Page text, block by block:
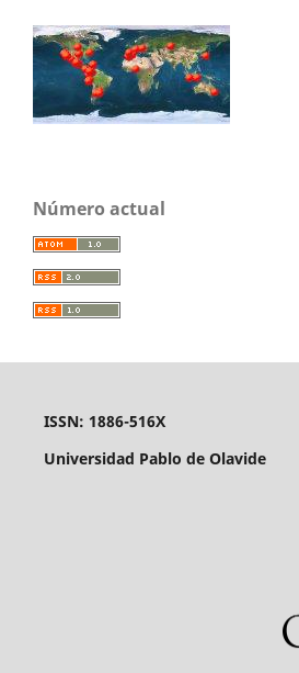
Número actual
ISSN: 1886-516X
Universidad Pablo de Olavide